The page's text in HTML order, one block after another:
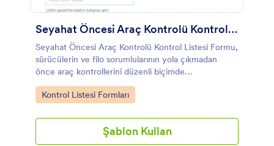
Seyahat Öncesi Araç Kontrolü Kontrol Listesi
Seyahat Öncesi Araç Kontrolü Kontrol Listesi Formu,
sürücülerin ve filo sorumlularının yola çıkmadan
önce araç kontrollerini düzenli biçimde
kaydetmesine ve veri toplama sürecini Jotform
üzerinden yönetmesine yardımcı olur.
Go to Category:
Kontrol Listesi Formları
Şablon Kullan